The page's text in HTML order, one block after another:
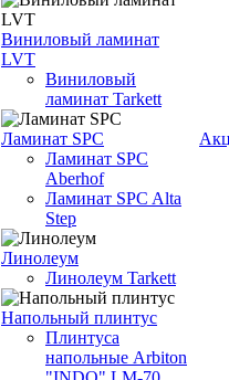
Виниловый ламинат
LVT
Виниловый
ламинат Tarkett
Ламинат SPC
Ламинат SPC
Aberhof
Ламинат SPC Alta
Step
Линолеум
Линолеум Tarkett
Напольный плинтус
Плинтуса
напольные Arbiton